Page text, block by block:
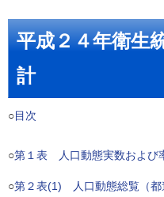
平成２４年衛生
計
○目次
○第１表 人口動態実数および
○第２表(1) 人口動態総覧（都